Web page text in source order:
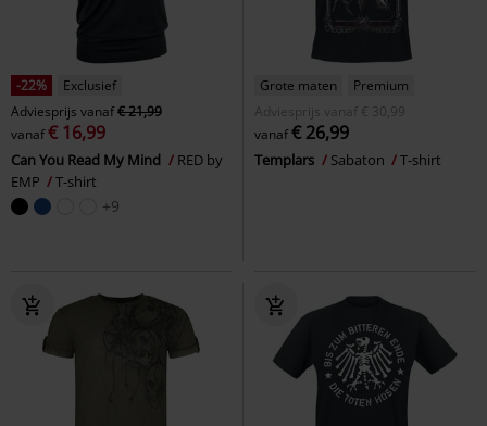
-22%
Exclusief
Adviesprijs vanaf€ 21,99
vanaf€ 16,99
Can You Read My Mind
RED by
EMP
T-shirt
+9
Grote maten
Premium
Adviesprijs
vanaf € 30,99
vanaf€ 26,99
Templars Sabaton T-shirt